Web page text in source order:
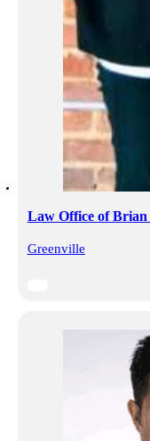
Law Office of
Greenville